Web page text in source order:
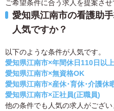
ご希望条件に合う求人を提案させ
愛知県江南市の看護助
人気ですか？
以下のような条件が人気です。
愛知県江南市×年間休日110日以上
愛知県江南市×無資格OK
愛知県江南市×産休･育休･介護休
愛知県江南市×正社員(正職員)
他の条件でも人気の求人がござ